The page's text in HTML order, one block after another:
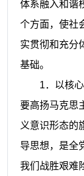
体系融入和谐
个方面，使社
实贯彻和充分
基础。
1．以核
要高扬马克思
义意识形态的
导思想，是全
我们战胜艰难